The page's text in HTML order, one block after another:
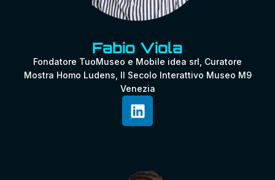
Fabio Viola
Fondatore TuoMuseo e Mobile idea srl, Curatore
Mostra Homo Ludens, Il Secolo Interattivo Museo M9
Venezia